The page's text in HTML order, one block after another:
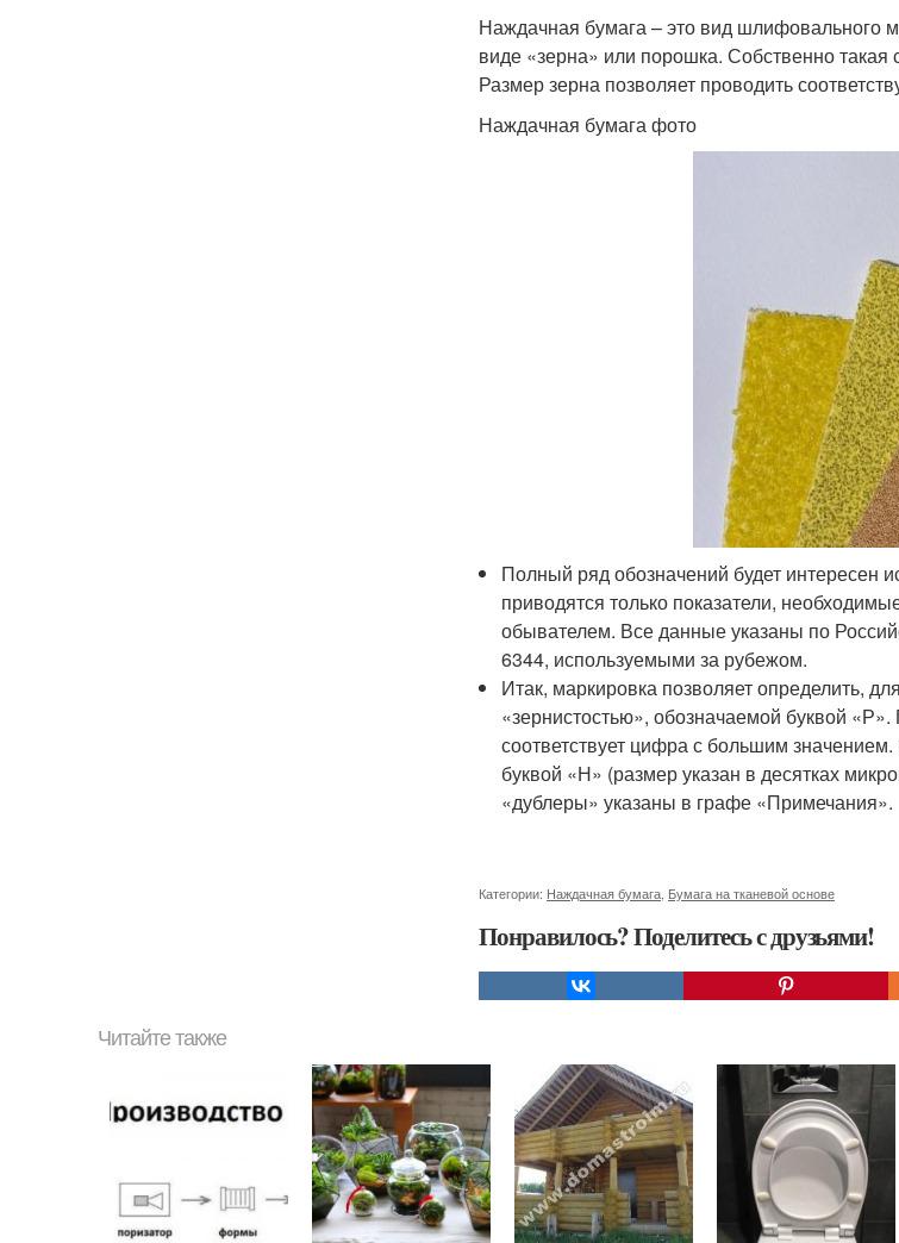
Наждачная бумага – это вид шлифовального
виде «зерна» или порошка. Собственно такая
Размер зерна позволяет проводить
Наждачная бумага фото
Полный ряд обозначений будет интересен
приводятся только показатели,
обывателем. Все данные указаны по
6344, используемыми за рубежом.
Итак, маркировка позволяет определить,
«зернистостью», обозначаемой буквой
соответствует цифра с большим
буквой «Н» (размер указан в десятках
«дублеры» указаны в графе «Примечания».
Категории: Наждачная бумага Бумага на тканевой основе
Понравилось? Поделитесь с друзьями!
Читайте также